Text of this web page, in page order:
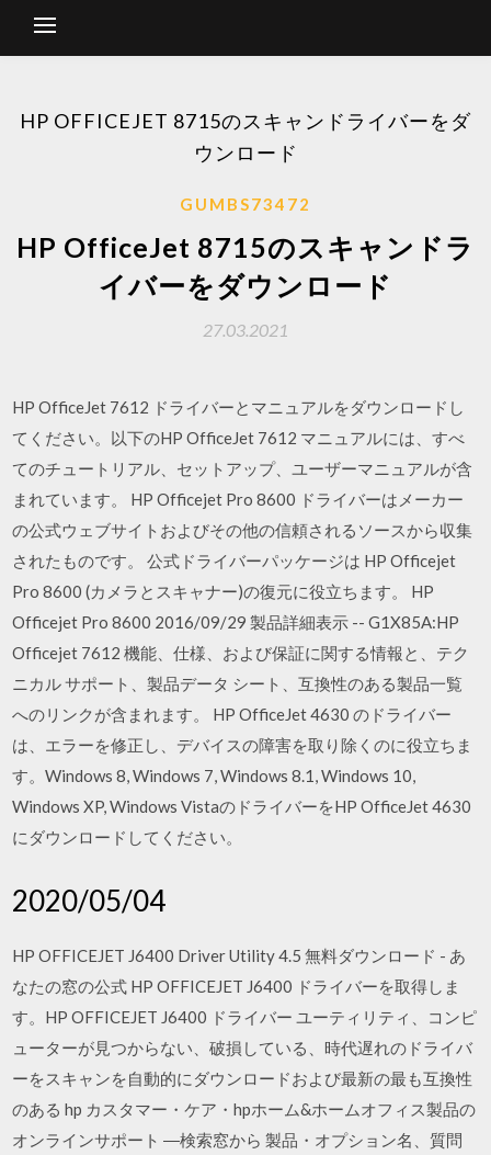
HP OFFICEJET 8715のスキャンドライバーをダ
ウンロード
GUMBS73472
HP OfficeJet 8715のスキャンドラ
イバーをダウンロード
27.03.2021
HP OfficeJet 7612 ドライバーとマニュアルをダウンロードし
てください。以下のHP OfficeJet 7612 マニュアルには、すべ
てのチュートリアル、セットアップ、ユーザーマニュアルが含
まれています。 HP Officejet Pro 8600 ドライバーはメーカー
の公式ウェブサイトおよびその他の信頼されるソースから収集
されたものです。 公式ドライバーパッケージは HP Officejet
Pro 8600 (カメラとスキャナー)の復元に役立ちます。 HP
Officejet Pro 8600 2016/09/29 製品詳細表示 -- G1X85A:HP
Officejet 7612 機能、仕様、および保証に関する情報と、テク
ニカル サポート、製品データ シート、互換性のある製品一覧
へのリンクが含まれます。 HP OfficeJet 4630 のドライバー
は、エラーを修正し、デバイスの障害を取り除くのに役立ちま
す。Windows 8, Windows 7, Windows 8.1, Windows 10,
Windows XP, Windows VistaのドライバーをHP OfficeJet 4630
にダウンロードしてください。
2020/05/04
HP OFFICEJET J6400 Driver Utility 4.5 無料ダウンロード - あ
なたの窓の公式 HP OFFICEJET J6400 ドライバーを取得しま
す。HP OFFICEJET J6400 ドライバー ユーティリティ、コンピ
ューターが見つからない、破損している、時代遅れのドライバ
ーをスキャンを自動的にダウンロードおよび最新の最も互換性
のある hp カスタマー・ケア・hpホーム&ホームオフィス製品の
オンラインサポート ―検索窓から 製品・オプション名、質問